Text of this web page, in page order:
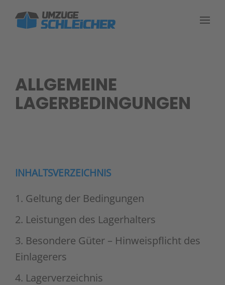
ALLGEMEINE
LAGERBEDINGUNGEN
INHALTSVERZEICHNIS
1. Geltung der Bedingungen
2. Leistungen des Lagerhalters
3. Besondere Güter – Hinweispflicht des
Einlagerers
4. Lagerverzeichnis